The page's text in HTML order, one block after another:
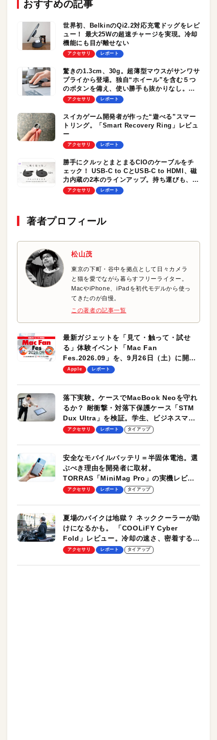
おすすめの記事
世界初、BelkinのQi2.2対応充電ドッグをレビ
ュー！ 最大25Wの超速チャージを実現。冷却
機能にも目が離せない
アクセサリ レポート
驚きの1.3cm、30g。超薄型マウスがサンワサ
プライから登場。独自“ホイール”を含む５つ
のボタンを備え、使い勝手も抜かりなし。モ
バイルワーカーにおすすめ！
アクセサリ レポート
スイカゲーム開発者が作った“遊べる”スマー
トリング。「Smart Recovery Ring」レビュ
ー
アクセサリ レポート
勝手にクルッとまとまるCIOのケーブルをチ
ェック！ USB-C to CとUSB-C to HDMI、磁
力内蔵の2本のラインアップ。持ち運びも、デ
スクに据え置きも、どっちもおすすめ
アクセサリ レポート
著者プロフィール
松山茂
東京の下町・谷中を拠点として日々カメラ
と猫を愛でながら暮らすフリーライター。
MacやiPhone、iPadを初代モデルから使っ
てきたのが自慢。
この著者の記事一覧
最新ガジェットを「見て・触って・試せ
る」体験イベント「Mac Fan
Fes.2026.09」を、9月26日（土）に開催
します！
Apple レポート
落下実験。ケースでMacBook Neoを守れ
るか？ 耐衝撃・対落下保護ケース「STM
Dux Ultra」を検証。学生、ビジネスマン
のモバイルユースに最適！
アクセサリ レポート タイアップ
安全なモバイルバッテリ＝半固体電池。選
ぶべき理由を開発者に取材。
TORRAS「MiniMag Pro」の実機レビュ
ーも
アクセサリ レポート タイアップ
夏場のバイクは地獄？ ネッククーラーが助
けになるかも。 「COOLiFY Cyber
Fold」レビュー。冷却の速さ、密着する冷
却プレート、シンプルな操作性がグッド！
アクセサリ レポート タイアップ